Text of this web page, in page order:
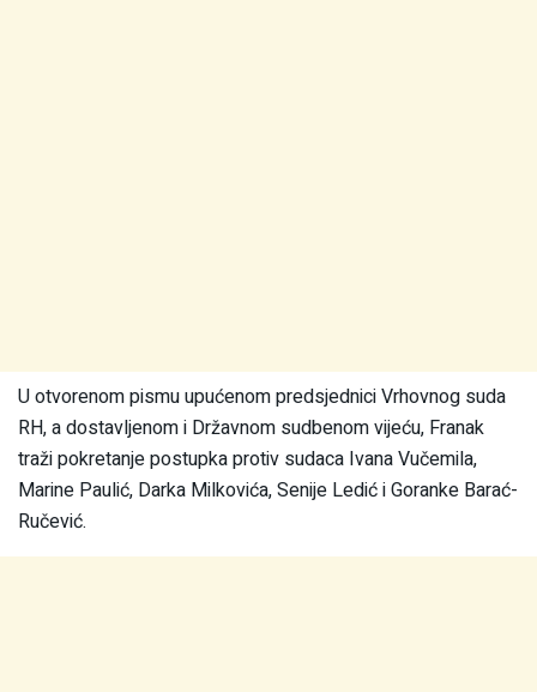
U otvorenom pismu upućenom predsjednici Vrhovnog suda
RH, a dostavljenom i Državnom sudbenom vijeću, Franak
traži pokretanje postupka protiv sudaca Ivana Vučemila,
Marine Paulić, Darka Milkovića, Senije Ledić i Goranke Barać-
Ručević.